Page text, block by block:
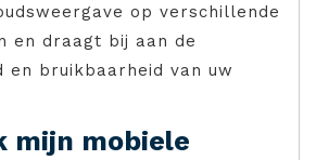
op verschillende
en draagt bij aan de
en bruikbaarheid van uw
mijn mobiele